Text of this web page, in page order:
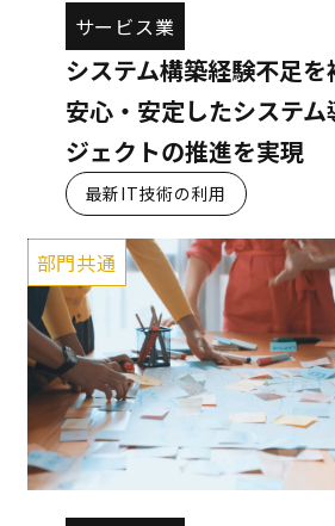
サービス業
システム構築経験不足を
安心・安定したシステム
ジェクトの推進を実現
最新IT技術の利用
部門共通